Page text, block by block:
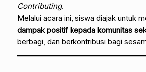
Contributing.
Melalui acara ini, siswa diajak untuk
dampak positif kepada komunitas
berbagi, dan berkontribusi bagi